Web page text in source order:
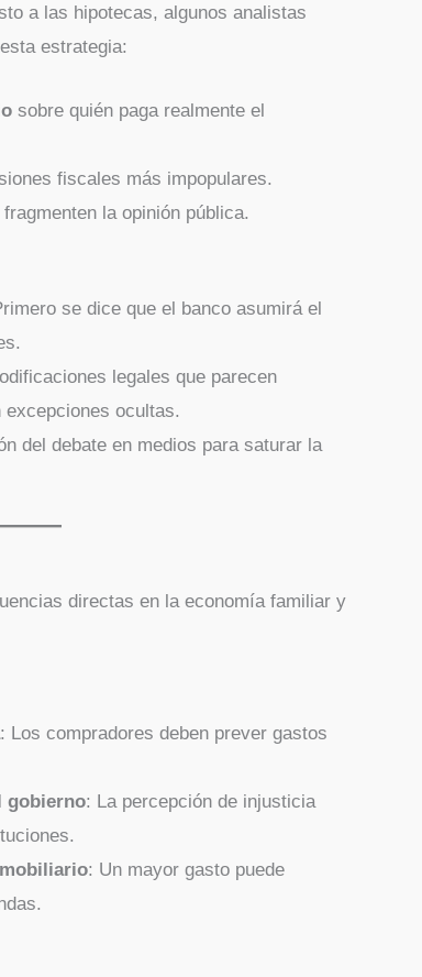
a las hipotecas, algunos analistas
estrategia:
sobre quién paga realmente el
fiscales más impopulares.
fragmenten la opinión pública.
se dice que el banco asumirá el
legales que parecen
ocultas.
del debate en medios para saturar la
directas en la economía familiar y
: Los compradores deben prever gastos
gobierno: La percepción de injusticia
: Un mayor gasto puede